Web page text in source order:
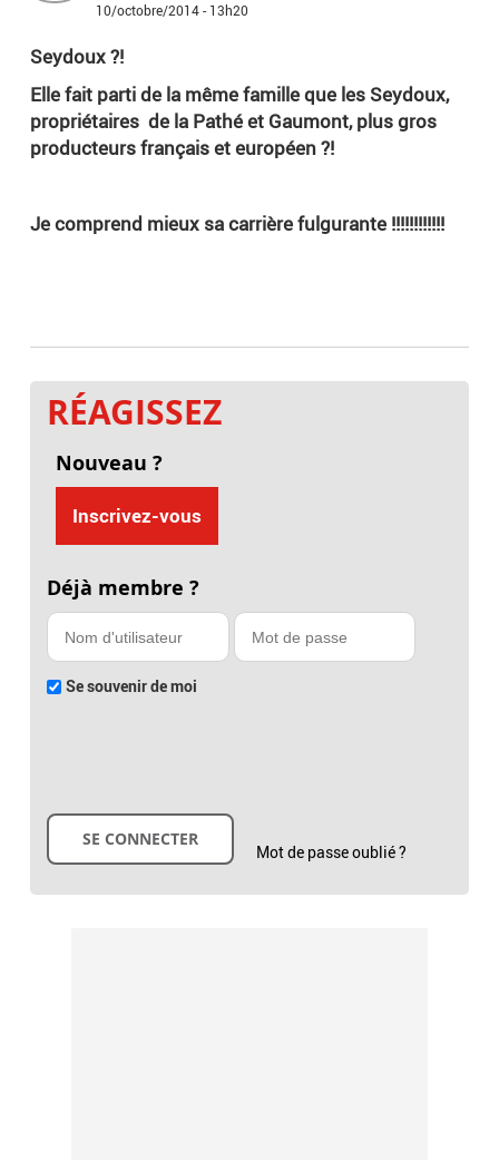
10/octobre/2014 - 13h20
Seydoux ?!
Elle fait parti de la même famille que les Seydoux,
propriétaires de la Pathé et Gaumont, plus gros
producteurs français et européen ?!
Je comprend mieux sa carrière fulgurante !!!!!!!!!!!!
RÉAGISSEZ
Nouveau ?
Inscrivez-vous
Déjà membre ?
Se souvenir de moi
Mot de passe oublié ?